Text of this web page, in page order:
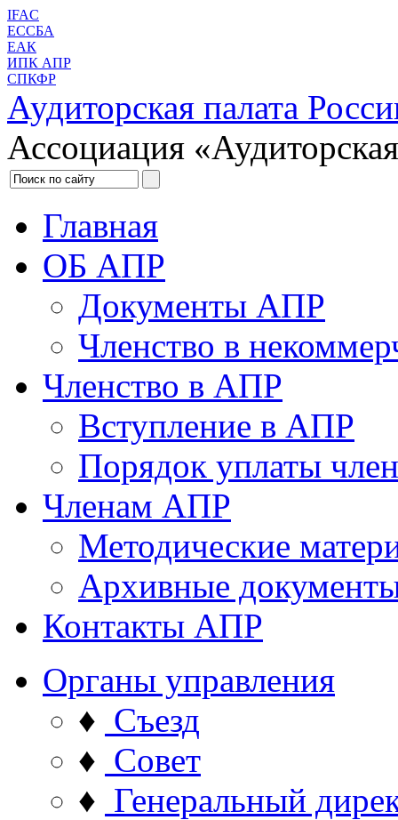
IFAC
ЕССБА
ЕАК
ИПК АПР
СПКФР
Аудиторская палата
Ассоциация
Главная
ОБ АПР
Документы АПР
Членство в
Членство в АПР
Вступление в АПР
Порядок уплаты
Членам АПР
Методические
Архивные
Контакты АПР
Органы управления
♦ Съезд
♦ Совет
♦ Генеральный